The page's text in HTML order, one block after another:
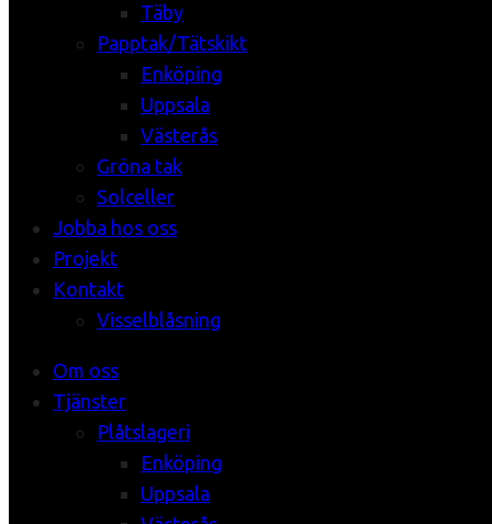
Täby
Papptak/Tätskikt
Enköping
Uppsala
Västerås
Gröna tak
Solceller
Jobba hos oss
Projekt
Kontakt
Visselblåsning
Om oss
Tjänster
Plåtslageri
Enköping
Uppsala